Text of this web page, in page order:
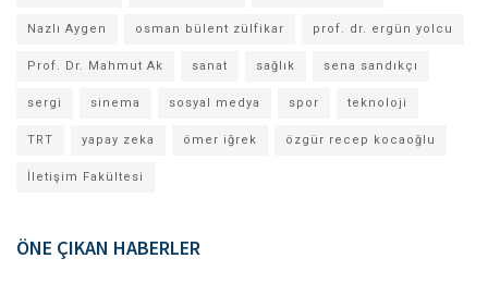
Nazlı Aygen osman bülent zülfikar prof. dr. ergün yolcu
Prof. Dr. Mahmut Ak sanat sağlık sena sandıkçı
sergi sinema sosyal medya spor teknoloji
TRT yapay zeka ömer iğrek özgür recep kocaoğlu
İletişim Fakültesi
ÖNE ÇIKAN HABERLER